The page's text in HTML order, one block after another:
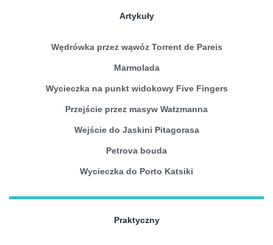
Artykuły
Wędrówka przez wąwóz Torrent de Pareis
Marmolada
Wycieczka na punkt widokowy Five Fingers
Przejście przez masyw Watzmanna
Wejście do Jaskini Pitagorasa
Petrova bouda
Wycieczka do Porto Katsiki
Praktyczny